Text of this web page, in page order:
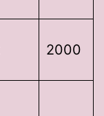
2000